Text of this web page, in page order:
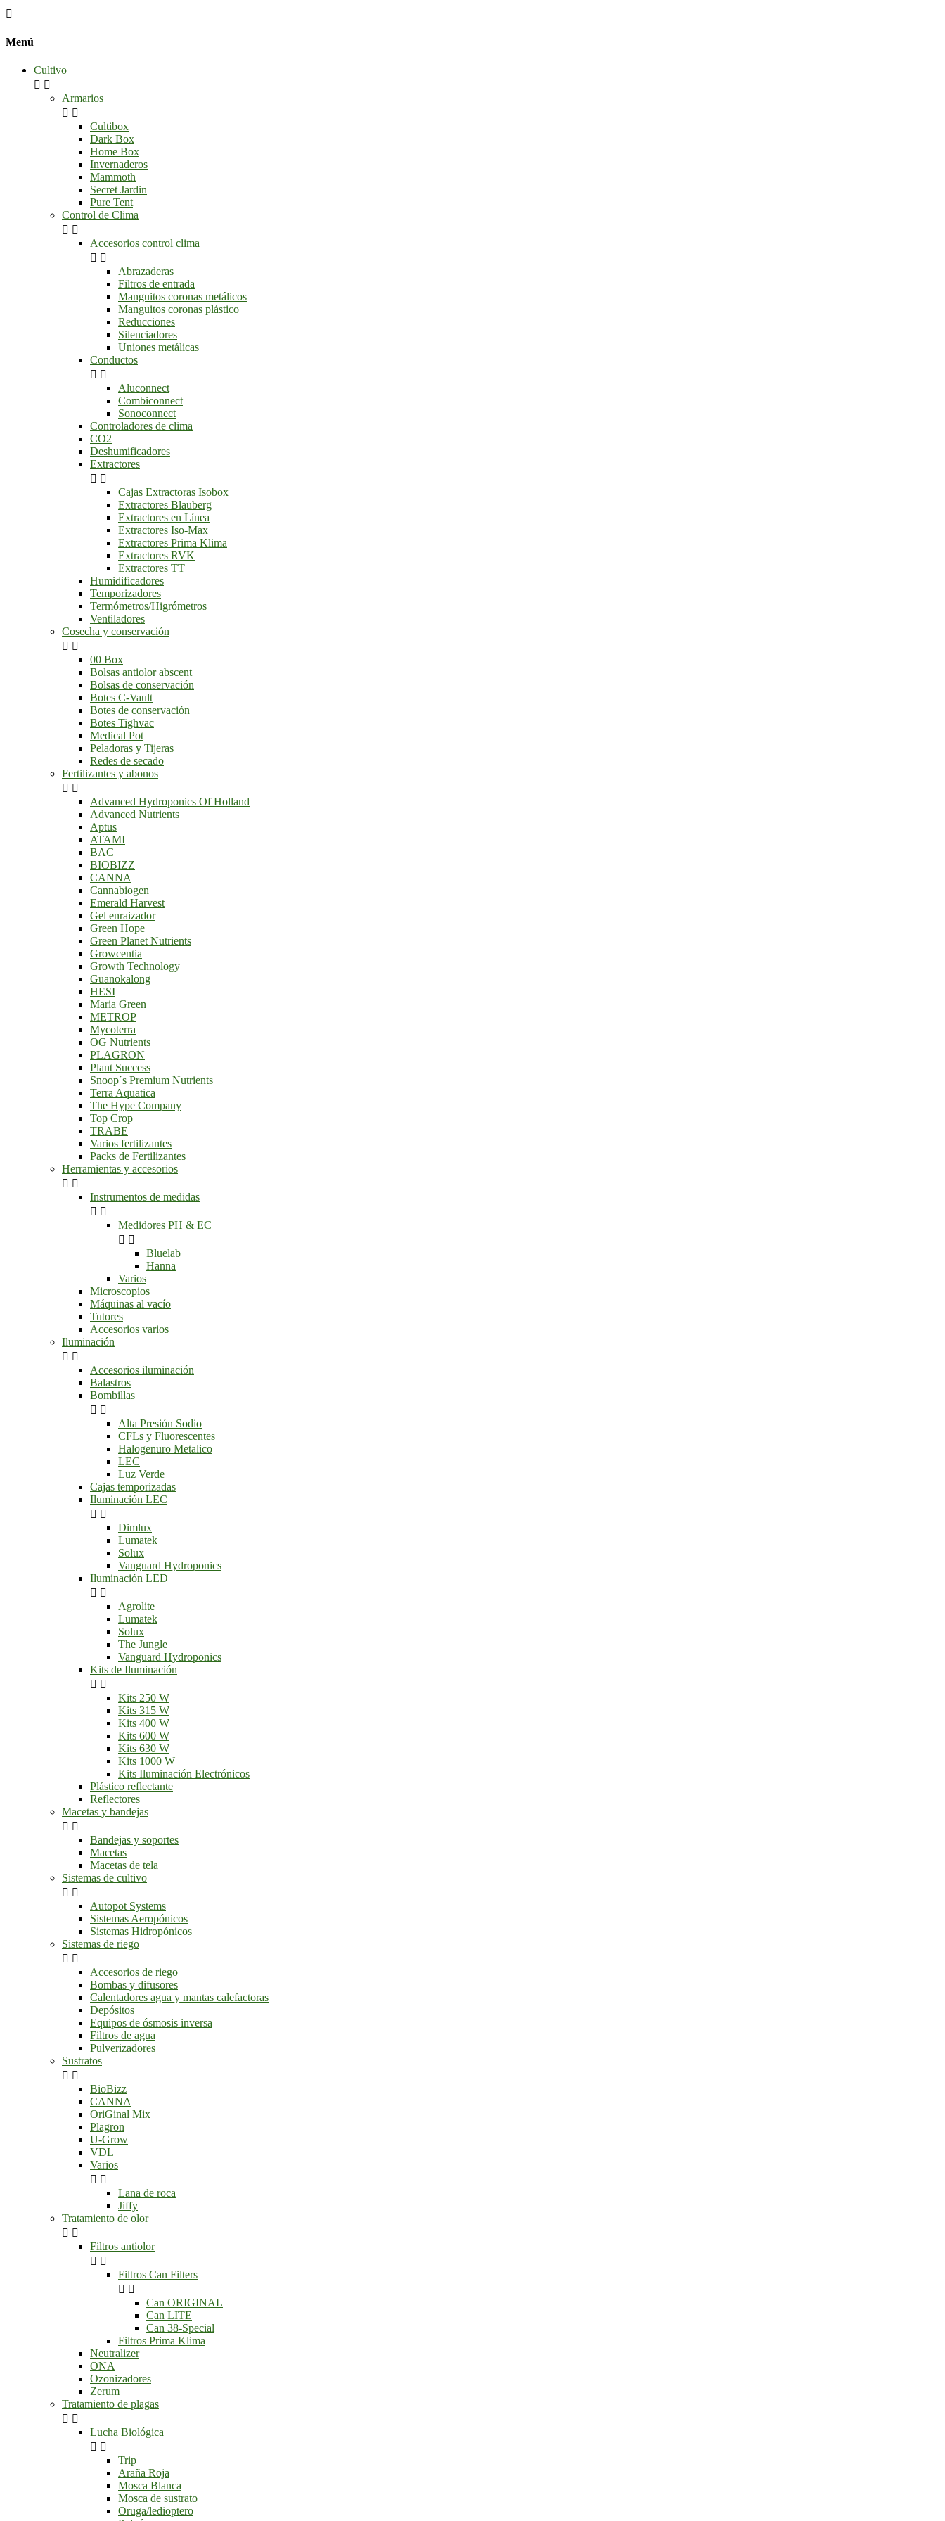

Menú
Cultivo
 
Armarios
 
Cultibox
Dark Box
Home Box
Invernaderos
Mammoth
Secret Jardin
Pure Tent
Control de Clima
 
Accesorios control clima
 
Abrazaderas
Filtros de entrada
Manguitos coronas metálicos
Manguitos coronas plástico
Reducciones
Silenciadores
Uniones metálicas
Conductos
 
Aluconnect
Combiconnect
Sonoconnect
Controladores de clima
CO2
Deshumificadores
Extractores
 
Cajas Extractoras Isobox
Extractores Blauberg
Extractores en Línea
Extractores Iso-Max
Extractores Prima Klima
Extractores RVK
Extractores TT
Humidificadores
Temporizadores
Termómetros/Higrómetros
Ventiladores
Cosecha y conservación
 
00 Box
Bolsas antiolor abscent
Bolsas de conservación
Botes C-Vault
Botes de conservación
Botes Tighvac
Medical Pot
Peladoras y Tijeras
Redes de secado
Fertilizantes y abonos
 
Advanced Hydroponics Of Holland
Advanced Nutrients
Aptus
ATAMI
BAC
BIOBIZZ
CANNA
Cannabiogen
Emerald Harvest
Gel enraizador
Green Hope
Green Planet Nutrients
Growcentia
Growth Technology
Guanokalong
HESI
Maria Green
METROP
Mycoterra
OG Nutrients
PLAGRON
Plant Success
Snoop´s Premium Nutrients
Terra Aquatica
The Hype Company
Top Crop
TRABE
Varios fertilizantes
Packs de Fertilizantes
Herramientas y accesorios
 
Instrumentos de medidas
 
Medidores PH & EC
 
Bluelab
Hanna
Varios
Microscopios
Máquinas al vacío
Tutores
Accesorios varios
Iluminación
 
Accesorios iluminación
Balastros
Bombillas
 
Alta Presión Sodio
CFLs y Fluorescentes
Halogenuro Metalico
LEC
Luz Verde
Cajas temporizadas
Iluminación LEC
 
Dimlux
Lumatek
Solux
Vanguard Hydroponics
Iluminación LED
 
Agrolite
Lumatek
Solux
The Jungle
Vanguard Hydroponics
Kits de Iluminación
 
Kits 250 W
Kits 315 W
Kits 400 W
Kits 600 W
Kits 630 W
Kits 1000 W
Kits Iluminación Electrónicos
Plástico reflectante
Reflectores
Macetas y bandejas
 
Bandejas y soportes
Macetas
Macetas de tela
Sistemas de cultivo
 
Autopot Systems
Sistemas Aeropónicos
Sistemas Hidropónicos
Sistemas de riego
 
Accesorios de riego
Bombas y difusores
Calentadores agua y mantas calefactoras
Depósitos
Equipos de ósmosis inversa
Filtros de agua
Pulverizadores
Sustratos
 
BioBizz
CANNA
OriGinal Mix
Plagron
U-Grow
VDL
Varios
 
Lana de roca
Jiffy
Tratamiento de olor
 
Filtros antiolor
 
Filtros Can Filters
 
Can ORIGINAL
Can LITE
Can 38-Special
Filtros Prima Klima
Neutralizer
ONA
Ozonizadores
Zerum
Tratamiento de plagas
 
Lucha Biológica
 
Trip
Araña Roja
Mosca Blanca
Mosca de sustrato
Oruga/ledioptero